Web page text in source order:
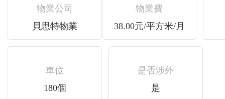
物業公司
貝思特物業
物業費
38.00元/平方米/月
車位
180個
是否涉外
是